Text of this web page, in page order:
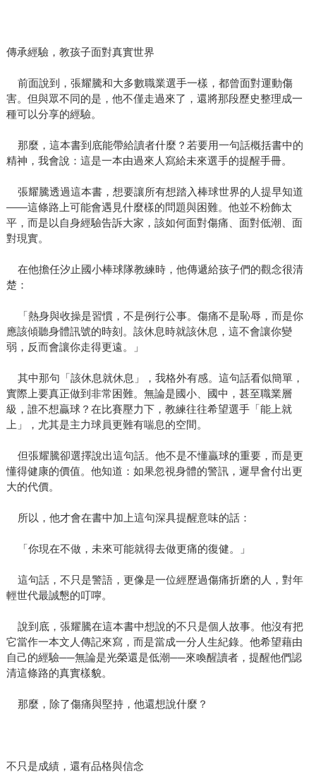
傳承經驗，教孩子面對真實世界
前面說到，張耀騰和大多數職業選手一樣，都曾面對運動傷
害。但與眾不同的是，他不僅走過來了，還將那段歷史整理成一
種可以分享的經驗。
那麼，這本書到底能帶給讀者什麼？若要用一句話概括書中的
精神，我會說：這是一本由過來人寫給未來選手的提醒手冊。
張耀騰透過這本書，想要讓所有想踏入棒球世界的人提早知道
——這條路上可能會遇見什麼樣的問題與困難。他並不粉飾太
平，而是以自身經驗告訴大家，該如何面對傷痛、面對低潮、面
對現實。
在他擔任汐止國小棒球隊教練時，他傳遞給孩子們的觀念很清
楚：
「熱身與收操是習慣，不是例行公事。傷痛不是恥辱，而是你
應該傾聽身體訊號的時刻。該休息時就該休息，這不會讓你變
弱，反而會讓你走得更遠。」
其中那句「該休息就休息」，我格外有感。這句話看似簡單，
實際上要真正做到非常困難。無論是國小、國中，甚至職業層
級，誰不想贏球？在比賽壓力下，教練往往希望選手「能上就
上」，尤其是主力球員更難有喘息的空間。
但張耀騰卻選擇說出這句話。他不是不懂贏球的重要，而是更
懂得健康的價值。他知道：如果忽視身體的警訊，遲早會付出更
大的代價。
所以，他才會在書中加上這句深具提醒意味的話：
「你現在不做，未來可能就得去做更痛的復健。」
這句話，不只是警語，更像是一位經歷過傷痛折磨的人，對年
輕世代最誠懇的叮嚀。
說到底，張耀騰在這本書中想說的不只是個人故事。他沒有把
它當作一本文人傳記來寫，而是當成一分人生紀錄。他希望藉由
自己的經驗──無論是光榮還是低潮──來喚醒讀者，提醒他們認
清這條路的真實樣貌。
那麼，除了傷痛與堅持，他還想說什麼？
不只是成績，還有品格與信念